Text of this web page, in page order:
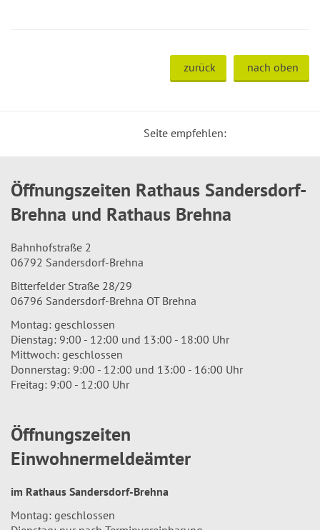
zurück nach oben
Seite empfehlen:
Öffnungszeiten Rathaus Sandersdorf-
Brehna und Rathaus Brehna
Bahnhofstraße 2
06792 Sandersdorf-Brehna
Bitterfelder Straße 28/29
06796 Sandersdorf-Brehna OT Brehna
Montag: geschlossen
Dienstag: 9:00 - 12:00 und 13:00 - 18:00 Uhr
Mittwoch: geschlossen
Donnerstag: 9:00 - 12:00 und 13:00 - 16:00 Uhr
Freitag: 9:00 - 12:00 Uhr
Öffnungszeiten
Einwohnermeldeämter
im Rathaus Sandersdorf-Brehna
Montag: geschlossen